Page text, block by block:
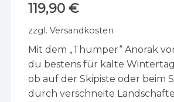
119,90€
zzgl.Versandkosten
Mit dem „Thumper“ Anorak
du bestens für kalte
ob auf der Skipiste oder beim
durch verschneite